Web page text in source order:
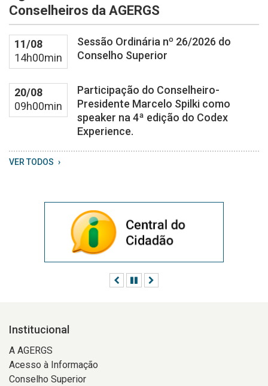
at
13
59
20
Conselheiros da AGERGS
11/08
14h00min
Sessão Ordinária nº 26/2026 do
Conselho Superior
20/08
09h00min
Participação do Conselheiro-
Presidente Marcelo Spilki como
speaker na 4ª edição do Codex
Experience.
VER TODOS
AnteriorPausar
Institucional
A AGERGS
Acesso à Informação
Conselho Superior